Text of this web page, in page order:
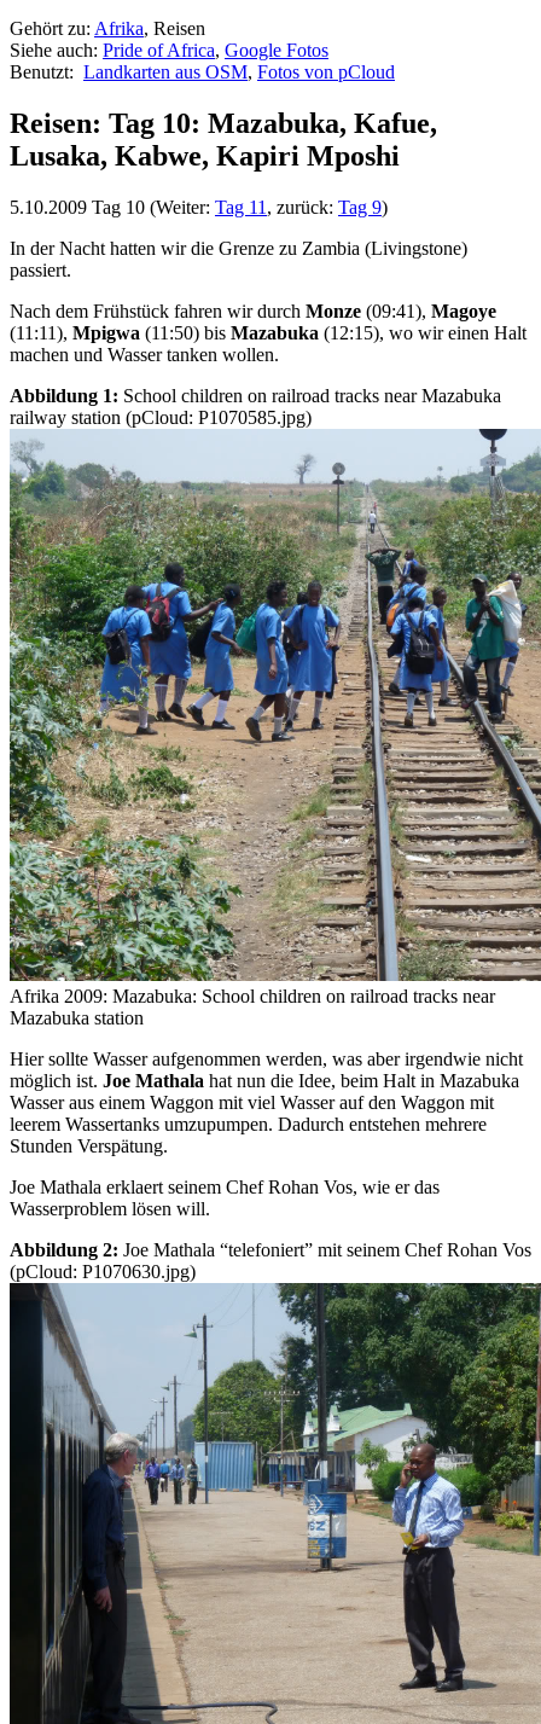
Gehört zu: Afrika, Reisen
Siehe auch: Pride of Africa, Google Fotos
Benutzt: Landkarten aus OSM, Fotos von pCloud
Reisen: Tag 10: Mazabuka, Kafue,
Lusaka, Kabwe, Kapiri Mposhi
5.10.2009 Tag 10 (Weiter: Tag 11 , zurück: Tag 9)
In der Nacht hatten wir die Grenze zu Zambia (Livingstone)
passiert.
Nach dem Frühstück fahren wir durch Monze (09:41), Magoye
(11:11), Mpigwa (11:50) bis Mazabuka (12:15), wo wir einen Halt
machen und Wasser tanken wollen.
Abbildung 1: School children on railroad tracks near Mazabuka
railway station (pCloud: P1070585.jpg)
Afrika 2009: Mazabuka: School children on railroad tracks near
Mazabuka station
Hier sollte Wasser aufgenommen werden, was aber irgendwie nicht
möglich ist. Joe Mathala hat nun die Idee, beim Halt in Mazabuka
Wasser aus einem Waggon mit viel Wasser auf den Waggon mit
leerem Wassertanks umzupumpen. Dadurch entstehen mehrere
Stunden Verspätung.
Joe Mathala erklaert seinem Chef Rohan Vos, wie er das
Wasserproblem lösen will.
Abbildung 2: Joe Mathala “telefoniert” mit seinem Chef Rohan Vos
(pCloud: P1070630.jpg)